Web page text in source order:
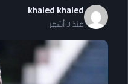
khaled khaled
منذ 3 أشهر